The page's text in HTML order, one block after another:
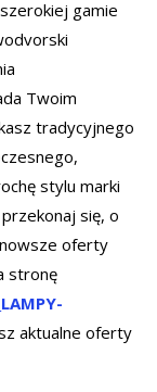
gamie
Twoim
tradycyjnego
stylu marki
się, o
oferty
stronę
aktualne oferty